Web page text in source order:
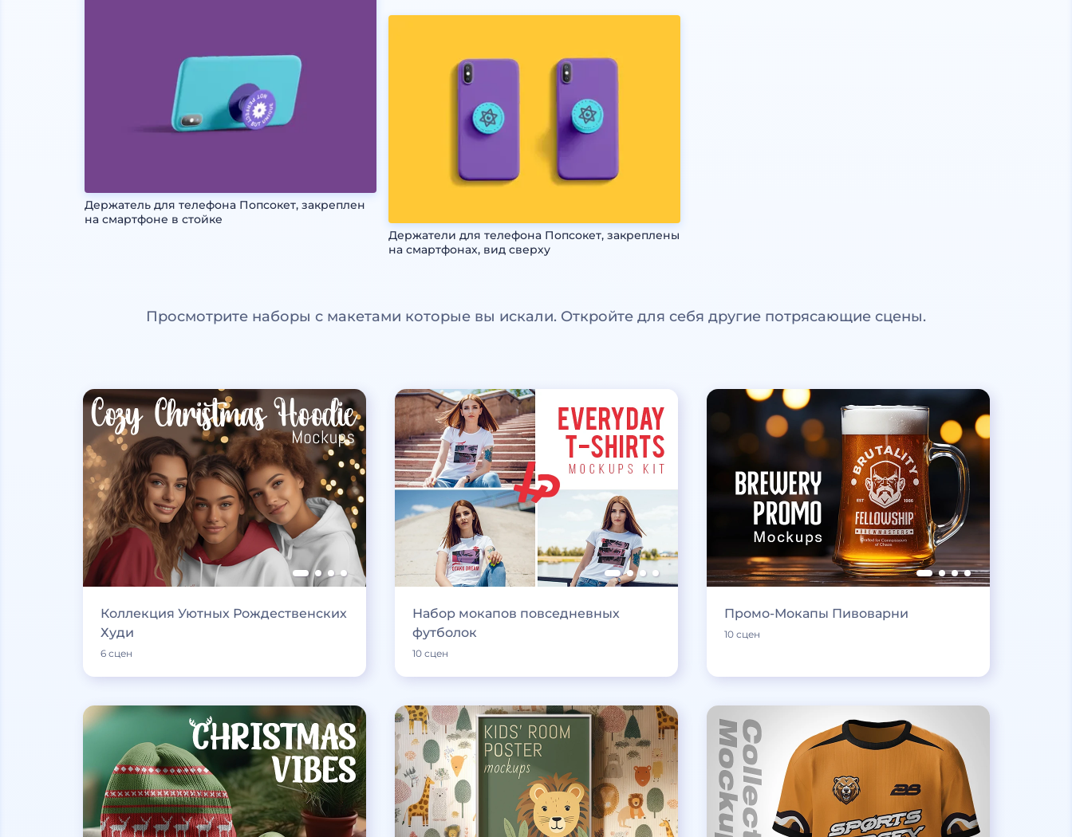
Держатель для телефона Попсокет, закреплен
на смартфоне в стойке
Держатели для телефона Попсокет, закреплены
на смартфонах, вид сверху
Просмотрите наборы с макетами которые вы искали. Откройте для себя другие потрясающие сцены.
Коллекция Уютных Рождественских
Худи
6 сцен
Набор мокапов повседневных
футболок
10 сцен
Промо-Мокапы Пивоварни
10 сцен